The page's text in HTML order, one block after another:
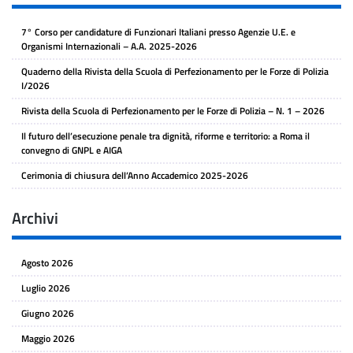
7° Corso per candidature di Funzionari Italiani presso Agenzie U.E. e
Organismi Internazionali – A.A. 2025-2026
Quaderno della Rivista della Scuola di Perfezionamento per le Forze di Polizia
I/2026
Rivista della Scuola di Perfezionamento per le Forze di Polizia – N. 1 – 2026
Il futuro dell’esecuzione penale tra dignità, riforme e territorio: a Roma il
convegno di GNPL e AIGA
Cerimonia di chiusura dell’Anno Accademico 2025-2026
Archivi
Agosto 2026
Luglio 2026
Giugno 2026
Maggio 2026